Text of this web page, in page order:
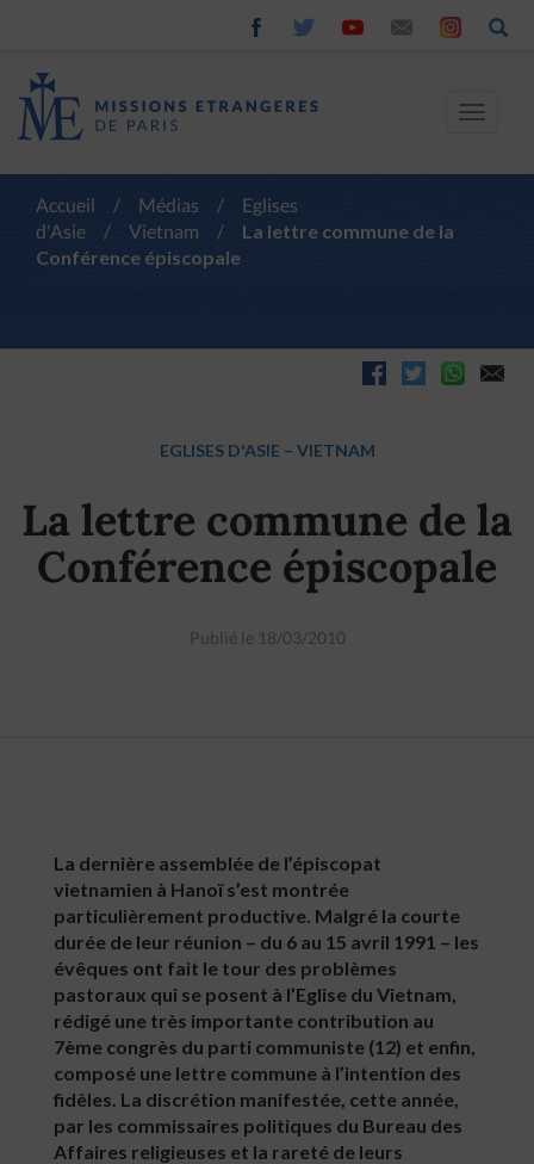
Toggle
Accueil / Médias /
Eglises
d'Asie
/ Vietnam /
La lettre commune de la
Conférence épiscopale
EGLISES D'ASIE – VIETNAM
La lettre commune de la
Conférence épiscopale
Publié le 18/03/2010
La dernière assemblée de l’épiscopat
vietnamien à Hanoï s’est montrée
particulièrement productive. Malgré la courte
durée de leur réunion – du 6 au 15 avril 1991 – les
évêques ont fait le tour des problèmes
pastoraux qui se posent à l’Eglise du Vietnam,
rédigé une très importante contribution au
7ème congrès du parti communiste (12) et enfin,
composé une lettre commune à l’intention des
fidèles. La discrétion manifestée, cette année,
par les commissaires politiques du Bureau des
Affaires religieuses et la rareté de leurs